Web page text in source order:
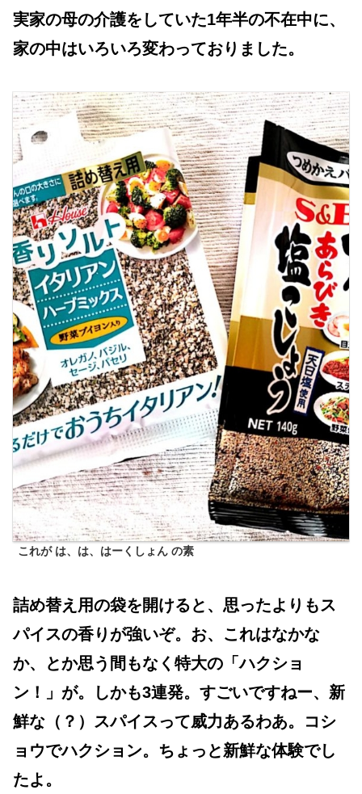
実家の母の介護をしていた1年半の不在中に、
家の中はいろいろ変わっておりました。
これが は、は、はーくしょん の素
詰め替え用の袋を開けると、思ったよりもス
パイスの香りが強いぞ。お、これはなかな
か、とか思う間もなく特大の「ハクショ
ン！」が。しかも3連発。すごいですねー、新
鮮な（？）スパイスって威力あるわあ。コシ
ョウでハクション。ちょっと新鮮な体験でし
たよ。